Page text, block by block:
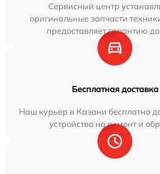
Сервисный центр
оригинальные запчасти
предоставляет гарантию до
Бесплатная доставка
Наш курьер в Казани бесплатно
устройство на ремонт и